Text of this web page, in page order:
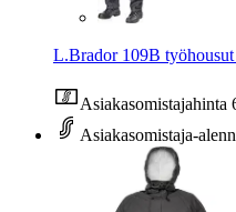
L.Brador 109B
Asiakasomistajahinta
Asiakasomistaja-